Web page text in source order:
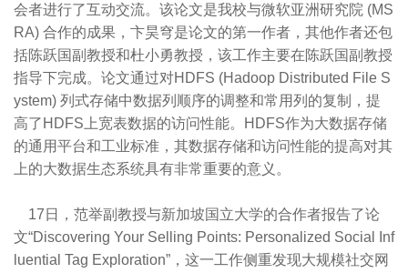
会者进行了互动交流。该论文是我校与微软亚洲研究院 (MS
RA) 合作的成果，卞昊穹是论文的第一作者，其他作者还包
括陈跃国副教授和杜小勇教授，该工作主要在陈跃国副教授
指导下完成。论文通过对HDFS (Hadoop Distributed File S
ystem) 列式存储中数据列顺序的调整和常用列的复制，提
高了HDFS上宽表数据的访问性能。HDFS作为大数据存储
的通用平台和工业标准，其数据存储和访问性能的提高对其
上的大数据生态系统具有非常重要的意义。
17日，范举副教授与新加坡国立大学的合作者报告了论
文“Discovering Your Selling Points: Personalized Social Inf
luential Tag Exploration”，这一工作侧重发现大规模社交网